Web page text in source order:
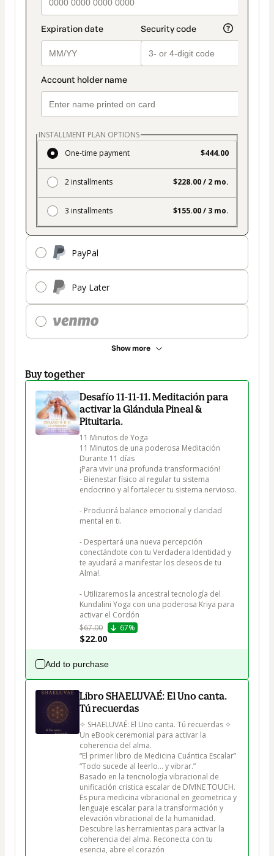
INSTALLMENT PLAN OPTIONS
One-time payment
$444.00
2 installments $228.00 / 2 mo.
3 installments $155.00 / 3 mo.
PayPal
Pay Later
Show more
Buy together
Desafío 11-11-11. Meditación para
activar la Glándula Pineal &
Pituitaria.
11 Minutos de Yoga
11 Minutos de una poderosa Meditación
Durante 11 días
¡Para vivir una profunda transformación!​​​​
​​​- Bienestar físico al regular tu sistema
endocrino y al fortalecer tu sistema nervioso.
- Producirá balance emocional y claridad
mental en ti.
- Despertará una nueva percepción
conectándote con tu Verdadera Identidad y
te ayudará a manifestar los deseos de tu
Alma!.
- Utilizaremos la ancestral tecnología del
Kundalini Yoga con una poderosa Kriya para
activar el Cordón
$67.00
67%
$22.00
Add to purchase
Libro SHAELUVAÉ: El Uno canta.
Tú recuerdas
✧ SHAELUVAÉ: El Uno canta. Tú recuerdas ✧
Un eBook ceremonial para activar la
coherencia del alma.
“El primer libro de Medicina Cuántica Escalar”
“Todo sucede al leerlo… y vibrar.”
Basado en la tencnología vibracional de
unificación cristica escalar de DIVINE TOUCH.
Es pura medicina vibracional en geometrica y
lenguaje escalar para la transformación y
elevación vibracional de la humanidad.
﻿﻿Descubre las herramientas para activar la
coherencia del alma. Reconecta con tu
esencia, abre el corazón